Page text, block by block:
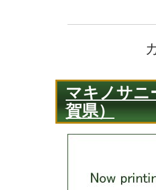
マキノサニ
賀県）